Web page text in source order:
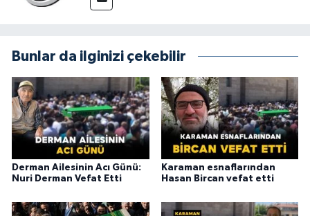
Bunlar da ilginizi çekebilir
Derman Ailesinin Acı Günü:
Nuri Derman Vefat Etti
Karaman esnaflarından
Hasan Bircan vefat etti